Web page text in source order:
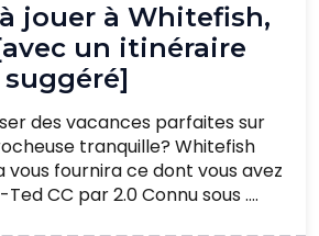
jouer à Whitefish,
un itinéraire
des vacances parfaites sur
tranquille? Whitefish
vous fournira ce dont vous avez
CC par 2.0 Connu sous ....